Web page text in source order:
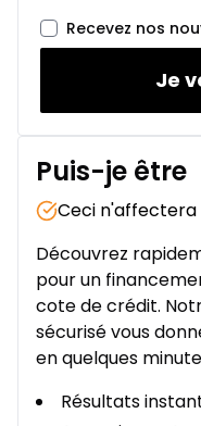
Location sur 24
0.00 $ d'acompte
Recevez nos
Je
Puis-je être
Ceci
Découvrez
pour un
cote de crédit.
sécurisé vous
en quelques
Résultats